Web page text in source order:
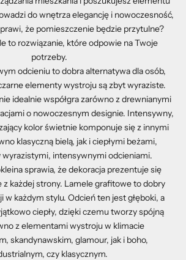
do wnętrza elegancję i nowoczesność,
że pomieszczenie będzie przytulne?
to rozwiązanie, które odpowie na Twoje
potrzeby.
odcieniu to dobra alternatywa dla osób,
elementy wystroju są zbyt wyraziste.
idealnie współgra zarówno z drewnianymi
o nowoczesnym designie. Intensywny,
kolor świetnie komponuje się z innymi
klasyczną bielą, jak i ciepłymi beżami,
wyrazistymi, intensywnymi odcieniami.
sprawia, że dekoracja prezentuje się
z każdej strony. Lamele grafitowe to dobry
w każdym stylu. Odcień ten jest głęboki, a
ciepły, dzięki czemu tworzy spójną
z elementami wystroju w klimacie
skandynawskim, glamour, jak i boho,
czy klasycznym.